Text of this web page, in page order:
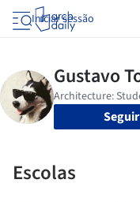
Iniciar sessão
Seguir
Escolas